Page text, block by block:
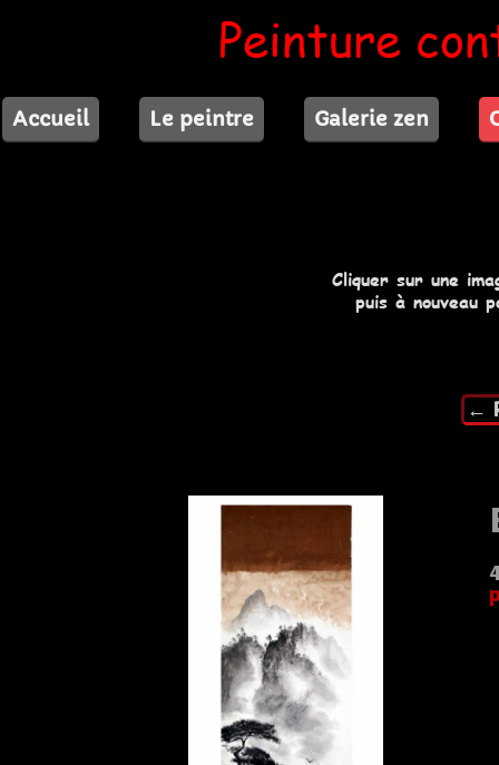
Accueil Le peintre Galerie zen
Peinture
Cliquer sur une
puis à nouveau
←